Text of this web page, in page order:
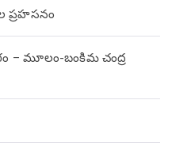
– మూలం-బంకిమ చంద్ర